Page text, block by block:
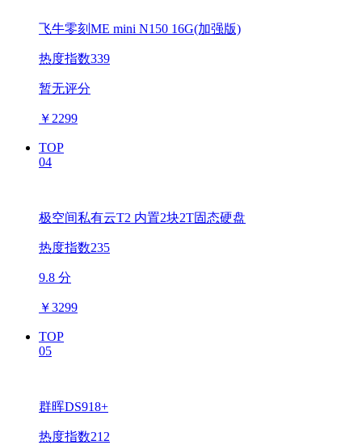
飞牛零刻ME mini N150 16G(加强版)
热度指数339
暂无评分
￥ 2299
TOP
04
极空间私有云T2 内置2块2T固态硬盘
热度指数235
9.8 分
￥3299
TOP
05
群晖DS918+
热度指数212